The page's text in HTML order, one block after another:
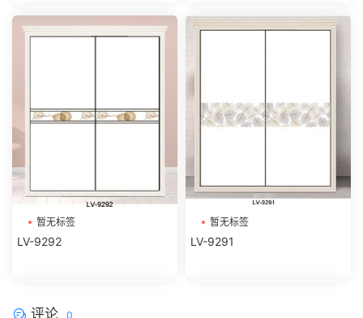
暂无标签
LV-9292
暂无标签
LV-9291
评论 0